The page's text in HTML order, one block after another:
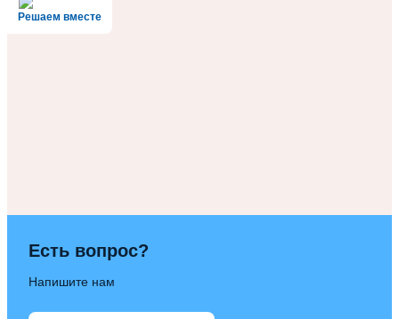
Решаем вместе
Есть вопрос?
Напишите нам